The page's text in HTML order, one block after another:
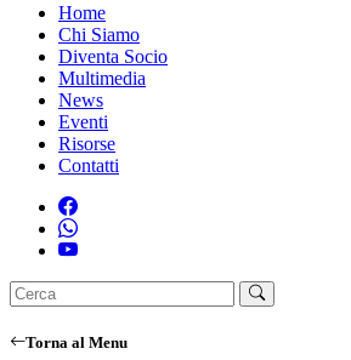
Home
Chi Siamo
Diventa Socio
Multimedia
News
Eventi
Risorse
Contatti
Torna al Menu